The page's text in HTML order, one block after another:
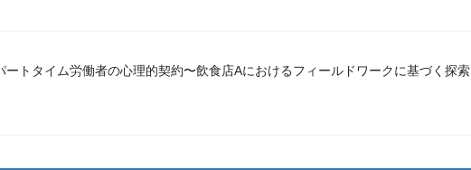
ートタイム労働者の心理的契約〜飲食店Aにおけるフィールドワークに基づく探索